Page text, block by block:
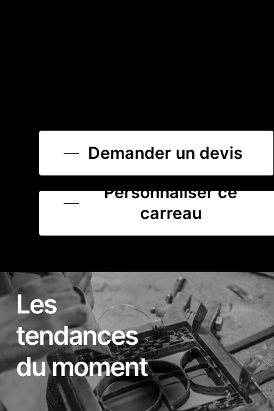
Demander un devis
Personnaliser ce
carreau
Les
tendances
du moment